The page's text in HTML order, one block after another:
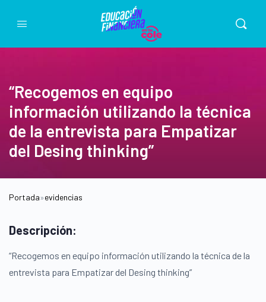
“Recogemos en equipo
información utilizando la técnica
de la entrevista para Empatizar
del Desing thinking”
Portada»evidencias
Descripción:
“Recogemos en equipo información utilizando la técnica de la
entrevista para Empatizar del Desing thinking”